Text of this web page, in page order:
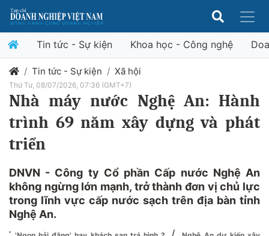
Tin tức - Sự kiện Khoa học - Công nghệ
Tin tức - Sự kiện Xã hội
Thứ Tư, 08/07/2026, 07:36 (GMT+7)
Nhà máy nước Nghệ An: Hành
trình 69 năm xây dựng và phát
triển
DNVN - Công ty Cổ phần Cấp nước Nghệ An
không ngừng lớn mạnh, trở thành đơn vị chủ lực
trong lĩnh vực cấp nước sạch trên địa bàn tỉnh
Nghệ An.